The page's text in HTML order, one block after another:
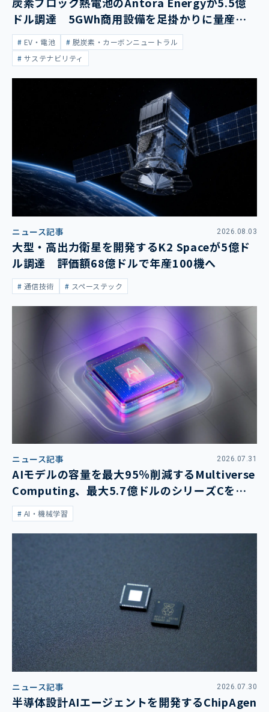
ドル調達 5GWh商用設備を足掛かりに量産拡
大EV・電池
脱炭素・カーボンニュートラル
サステナビリティ
ニュース記事 2026.08.03
大型・高出力衛星を開発するK2 Spaceが5億ド
ル調達 評価額68億ドルで年産100機へ
通信技術 スペーステック
ニュース記事 2026.07.31
AIモデルの容量を最大95％削減するMultiverse
Computing、最大5.7億ドルのシリーズCを発
表AI・機械学習
ニュース記事 2026.07.30
半導体設計AIエージェントを開発するChipAgen